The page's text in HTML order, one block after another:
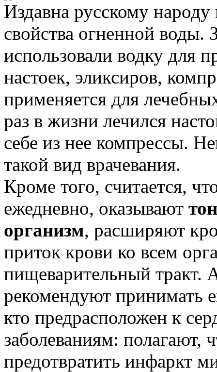
Издавна русскому
свойства огненной воды.
использовали водку для
настоек, эликсиров,
применяется для
раз в жизни лечился
себе из нее компрессы.
такой вид врачевания.
Кроме того, считается,
ежедневно, оказывают
организм, расширяют
приток крови ко всем
пищеварительный тракт.
рекомендуют принимать
кто предрасположен к
заболеваниям: полагают,
предотвратить инфаркт